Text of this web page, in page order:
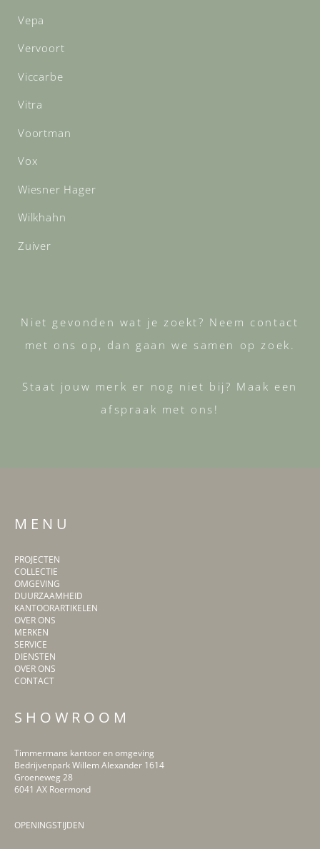
Vepa
Vervoort
Viccarbe
Vitra
Voortman
Vox
Wiesner Hager
Wilkhahn
Zuiver
Niet gevonden wat je zoekt? Neem contact
met ons op, dan gaan we samen op zoek.
Staat jouw merk er nog niet bij? Maak een
afspraak met ons!
M E N U
PROJECTEN
COLLECTIE
OMGEVING
DUURZAAMHEID
KANTOORARTIKELEN
OVER ONS
MERKEN
SERVICE
DIENSTEN
OVER ONS
CONTACT
S H O W R O O M
Timmermans kantoor en omgeving
Bedrijvenpark Willem Alexander 1614
Groeneweg 28
6041 AX Roermond
OPENINGSTIJDEN